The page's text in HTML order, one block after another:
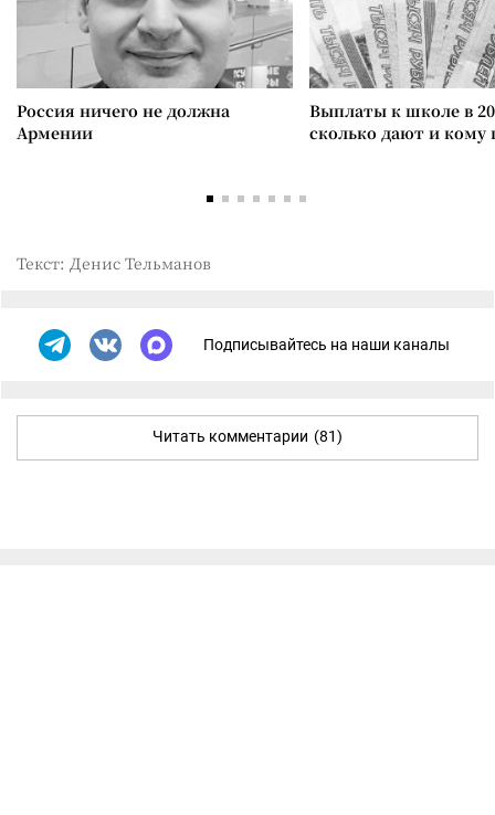
Россия ничего не должна
Армении
Выплаты к школе в
сколько дают и
Текст: Денис Тельманов
Подписывайтесь на наши каналы
Читать комментарии (81)